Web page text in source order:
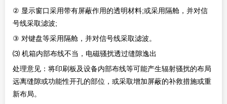
② 显示窗口采用带有屏蔽作用的透明材料;或采用隔舱，并对信
号线采取滤波;
③ 对键盘等采用隔舱，并对信号线采取滤波。
⑶ 机箱内部布线不当，电磁骚扰透过缝隙逸出
处理意见：将印刷板及设备内部布线等可能产生辐射骚扰的布局
远离缝隙或功能性开孔的部位，或采取增加屏蔽的补救措施或重
新布局。